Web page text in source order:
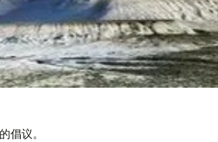
倡议。